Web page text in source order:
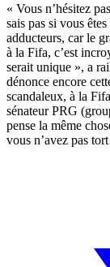
« Vous n’hésitez
sais pas si vous
adducteurs, car le
à la Fifa, c’est
serait unique », a
dénonce encore
scandaleux, à la
sénateur PRG
pense la même
vous n’avez pas